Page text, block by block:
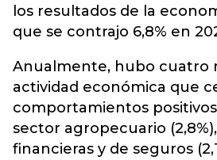
los resultados de la
que se contrajo 6,8% en
Anualmente, hubo cuatro
actividad económica que
comportamientos
sector agropecuario
financieras y de seguros